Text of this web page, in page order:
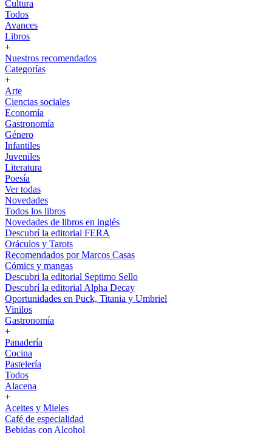
Cultura
Todos
Avances
Libros
+
Nuestros recomendados
Categorías
+
Arte
Ciencias sociales
Economía
Gastronomía
Género
Infantiles
Juveniles
Literatura
Poesía
Ver todas
Novedades
Todos los libros
Novedades de libros en inglés
Descubrí la editorial FERA
Oráculos y Tarots
Recomendados por Marcos Casas
Cómics y mangas
Descubri la editorial Septimo Sello
Descubrí la editorial Alpha Decay
Oportunidades en Puck, Titania y Umbriel
Vinilos
Gastronomía
+
Panadería
Cocina
Pastelería
Todos
Alacena
+
Aceites y Mieles
Café de especialidad
Bebidas con Alcohol